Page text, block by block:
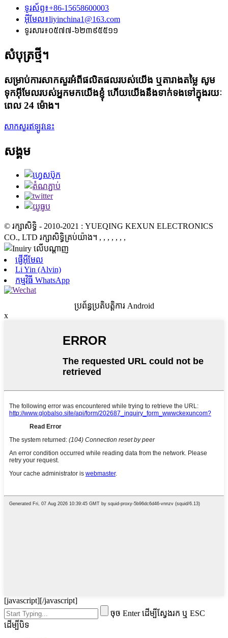
ទូរស័ព្ទ៖+86-15658600003
អ៊ីមែល៖liyinchina1@163.com
ទូរសារ៖០៥៧៧-៦២៣៩៥៥១១
សំបុត្រថ្មី។
សម្រាប់ការសាកសួរអំពីផលិតផលរបស់យើង ឬតារាងតម្លៃ សូម
ទុកអ៊ីមែលរបស់អ្នកមកយើងខ្ញុំ ហើយយើងនឹងទាក់ទងទៅក្នុងរយៈ
ពេល 24 ម៉ោង។
សាកសួរឥឡូវនេះ
សង្គម
© រក្សាសិទ្ធិ - 2010-2021 : YUEQING KEXUN ELECTRONICS
CO., LTD រក្សាសិទ្ធិគ្រប់យ៉ាង។ , , , , , , ,
ផ្ញើអ៊ីមែល
Li Yin (Alvin)
កម្មវិធី WhatsApp
ប្រព័ន្ធប្រតិបត្តិការ Android
x
[javascript][/javascript]
ចុច Enter ដើម្បីស្វែងរក ឬ ESC
ដើម្បីបិទ